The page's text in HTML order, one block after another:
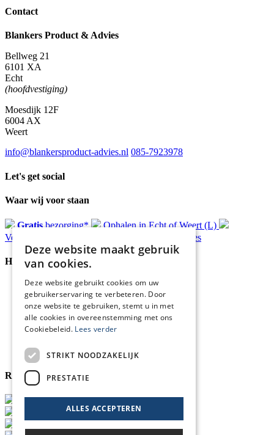
Contact
Blankers Product & Advies
Bellweg 21
6101 XA
Echt
(hoofdvestiging)
Moesdijk 12F
6004 AX
Weert
info@blankersproduct-advies.nl 085-7923978
Let's get social
Waar wij voor staan
Gratisbezorging*
Ophalen in Echt of Weert (L)
Verzonden
advies
Handige Links
Home
Klantenservice
Over ons
Blog
Privacyverklaring
Cookies
Reviewmerk
Deze website maakt gebruik
van cookies.
Deze website gebruikt cookies om uw
gebruikerservaring te verbeteren. Door
onze website te gebruiken, stemt u in met
alle cookies in overeenstemming met ons
Cookiebeleid. Lees verder
STRIKT NOODZAKELIJK
PRESTATIE
ALLES ACCEPTEREN